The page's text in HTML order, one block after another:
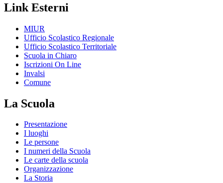
Link Esterni
MIUR
Ufficio Scolastico Regionale
Ufficio Scolastico Territoriale
Scuola in Chiaro
Iscrizioni On Line
Invalsi
Comune
La Scuola
Presentazione
I luoghi
Le persone
I numeri della Scuola
Le carte della scuola
Organizzazione
La Storia